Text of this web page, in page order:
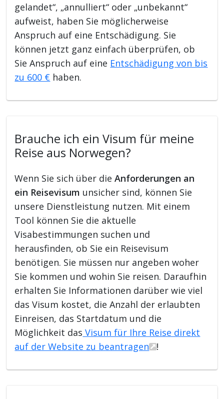
gelandet“, „annulliert“ oder „unbekannt“
aufweist, haben Sie möglicherweise
Anspruch auf eine Entschädigung. Sie
können jetzt ganz einfach überprüfen, ob
Sie Anspruch auf eine Entschädigung von bis
zu 600 € haben.
Brauche ich ein Visum für meine
Reise aus Norwegen?
Wenn Sie sich über dieAnforderungen an
ein Reisevisum unsicher sind, können Sie
unsere Dienstleistung nutzen. Mit einem
Tool können Sie die aktuelle
Visabestimmungen suchen und
herausfinden, ob Sie ein Reisevisum
benötigen. Sie müssen nur angeben woher
Sie kommen und wohin Sie reisen. Daraufhin
erhalten Sie Informationen darüber wie viel
das Visum kostet, die Anzahl der erlaubten
Einreisen, das Startdatum und die
Möglichkeit das Visum für Ihre Reise direkt
auf der Website zu beantragen
!